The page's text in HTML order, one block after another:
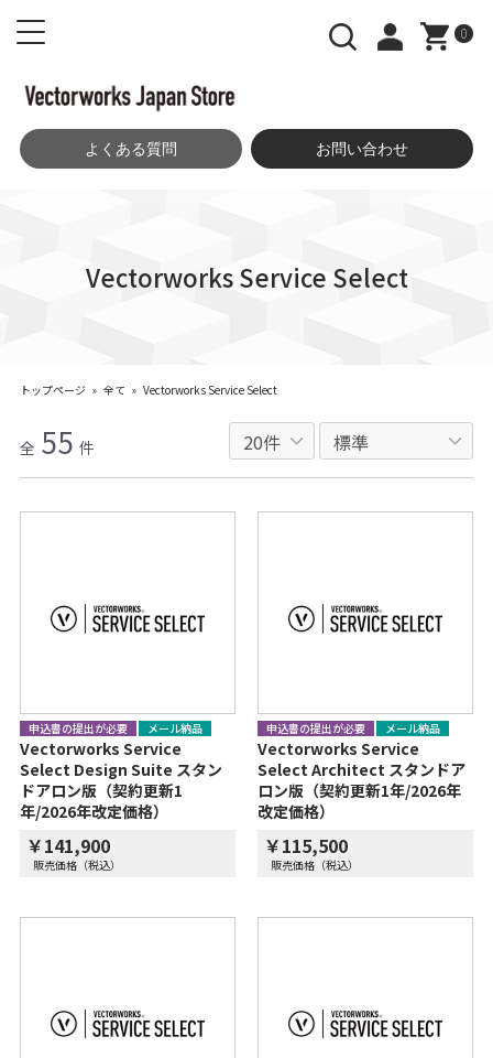
0
よくある質問 お問い合わせ
トップページ » 全て » Vectorworks Service Select
Vectorworks Service Select
全 55 件
申込書の提出が必要 メール納品
Vectorworks Service
Select Design Suite スタン
ドアロン版（契約更新1
年/2026年改定価格）
￥141,900
販売価格（税込）
申込書の提出が必要 メール納品
Vectorworks Service
Select Architect スタンドア
ロン版（契約更新1年/2026年
改定価格）
￥115,500
販売価格（税込）